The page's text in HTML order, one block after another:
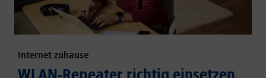
Internet zuhause